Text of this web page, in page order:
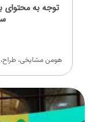
توجه به محتوای
هومن مشایخی، طراح،